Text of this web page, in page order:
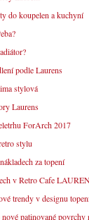
do koupelen a kuchyní
podle Laurens
stylová
Laurens
ForArch 2017
stylu
za topení
v Retro Cafe
trendy v designu
patinované povrchy